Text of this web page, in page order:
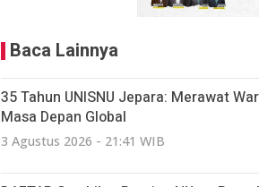
Baca Lainnya
35 Tahun UNISNU Jepara: Merawat
Masa Depan Global
3 Agustus 2026 - 21:41 WIB